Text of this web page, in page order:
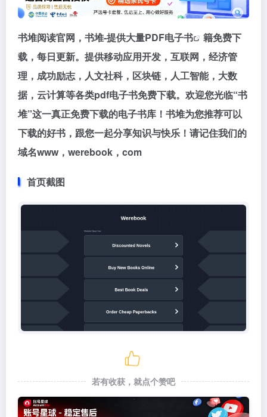
书堆阅读官网，书堆-提供大量PDF电子书
籍免费下
载，每日更新。提供移动应用开发，互联网，经济管
理，成功励志，人文社科，区块链，人工智能，大数
据，云计算等各类pdf电子书免费下载。欢迎您光临“书
堆”这一真正免费下载的电子书库！书堆为您推荐可以
下载的好书，跟您一起分享知识与快乐！请记住我们的
域名www，werebook，com
首页截图
若有收获，就点个赞吧